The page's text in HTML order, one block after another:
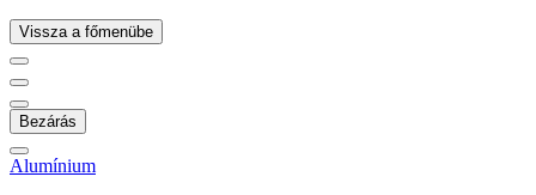
Vissza a főmenübe
Bezárás
Alumínium